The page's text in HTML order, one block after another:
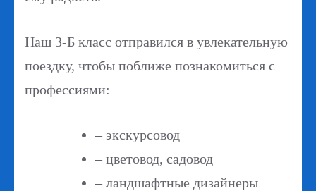
Наш 3-Б класс отправился в увлекательную
поездку, чтобы поближе познакомиться с
профессиями:
– экскурсовод
– цветовод, садовод
– ландшафтные дизайнеры